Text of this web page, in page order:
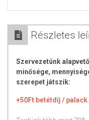
Részletes
Szervezetünk
minősége,
szerepet játszik:
+50Ft betétdíj / palack